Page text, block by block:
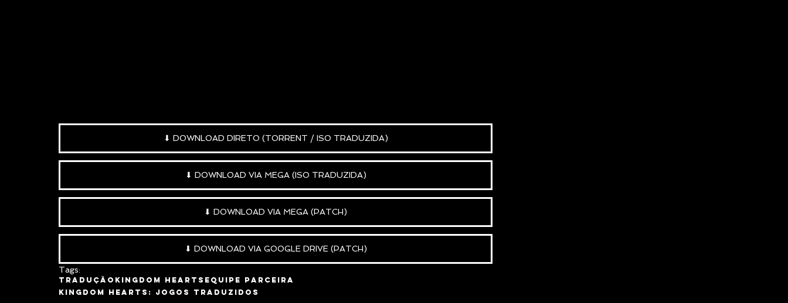
⬇ DOWNLOAD DIRETO (TORRENT / ISO TRADUZIDA)
⬇ DOWNLOAD VIA MEGA (ISO TRADUZIDA)
⬇ DOWNLOAD VIA MEGA (PATCH)
⬇ DOWNLOAD VIA GOOGLE DRIVE (PATCH)
Tags:
Tradução Kingdom Hearts Equipe Parceira
Kingdom Hearts: Jogos Traduzidos